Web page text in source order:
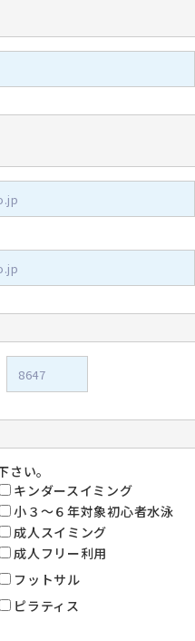
い。
キンダースイミング
小３～６年対象初心者水泳
成人スイミング
成人フリー利用
フットサル
ピラティス